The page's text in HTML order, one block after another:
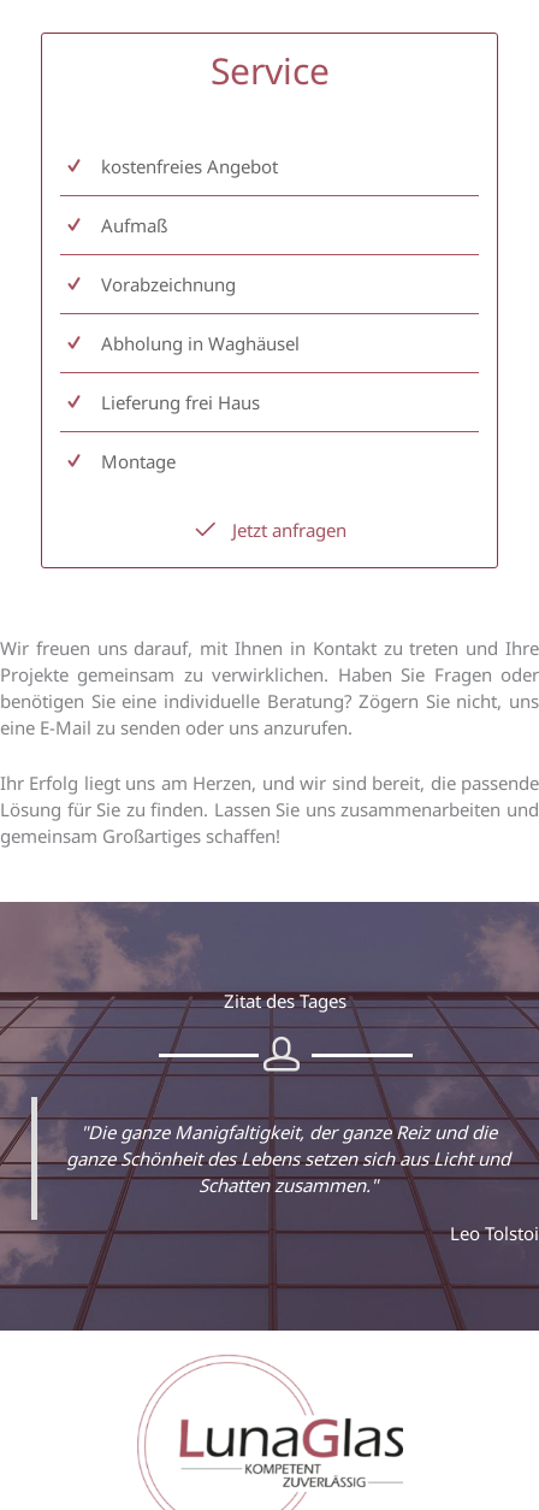
Service
kostenfreies Angebot
Aufmaß
Vorabzeichnung
Abholung in Waghäusel
Lieferung frei Haus
Montage
Jetzt anfragen
Wir freuen uns darauf, mit Ihnen in Kontakt zu treten und Ihre
Projekte gemeinsam zu verwirklichen. Haben Sie Fragen oder
benötigen Sie eine individuelle Beratung? Zögern Sie nicht, uns
eine E-Mail zu senden oder uns anzurufen.
Ihr Erfolg liegt uns am Herzen, und wir sind bereit, die passende
Lösung für Sie zu finden. Lassen Sie uns zusammenarbeiten und
gemeinsam Großartiges schaffen!
Zitat des Tages
"Die ganze Manigfaltigkeit, der ganze Reiz und die
ganze Schönheit des Lebens setzen sich aus Licht und
Schatten zusammen."
Leo Tolstoi